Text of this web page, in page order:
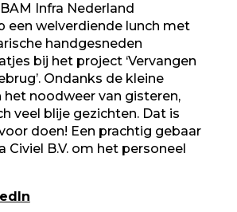
BAM Infra Nederland
een welverdiende lunch met
handgesneden
bij het project ‘Vervangen
Ondanks de kleine
het noodweer van gisteren,
veel blije gezichten. Dat is
doen! Een prachtig gebaar
Civiel B.V. om het personeel